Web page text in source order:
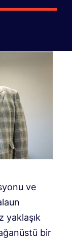
ve
yaklaşık
bir